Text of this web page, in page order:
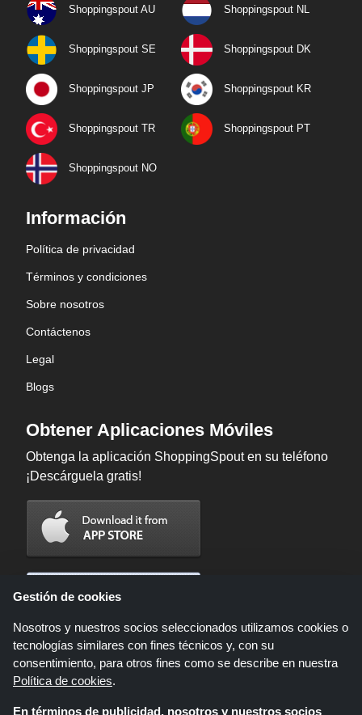
Shoppingspout AU Shoppingspout NL
Shoppingspout SE Shoppingspout DK
Shoppingspout JP Shoppingspout KR
Shoppingspout TR Shoppingspout PT
Shoppingspout NO
Información
Política de privacidad
Términos y condiciones
Sobre nosotros
Contáctenos
Legal
Blogs
Obtener Aplicaciones Móviles
Obtenga la aplicación ShoppingSpout en su teléfono
¡Descárguela gratis!
Gestión de cookies
Nosotros y nuestros socios seleccionados utilizamos cookies o
tecnologías similares con fines técnicos y, con su
consentimiento, para otros fines como se describe en nuestra
Política de cookies.
En términos de publicidad, nosotros y nuestros socios